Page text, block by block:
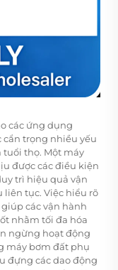
các ứng dụng
cẩn trọng nhiều yếu
thọ. Một máy
được các điều kiện
trì hiệu quả vận
tục. Việc hiểu rõ
các vận hành
nhằm tối đa hóa
ngừng hoạt động
máy bơm đất phụ
đựng các dao động